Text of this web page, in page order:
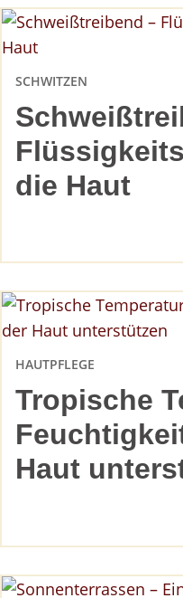
die Haut
SCHWITZEN
Tropische
Haut
HAUTPFLEGE